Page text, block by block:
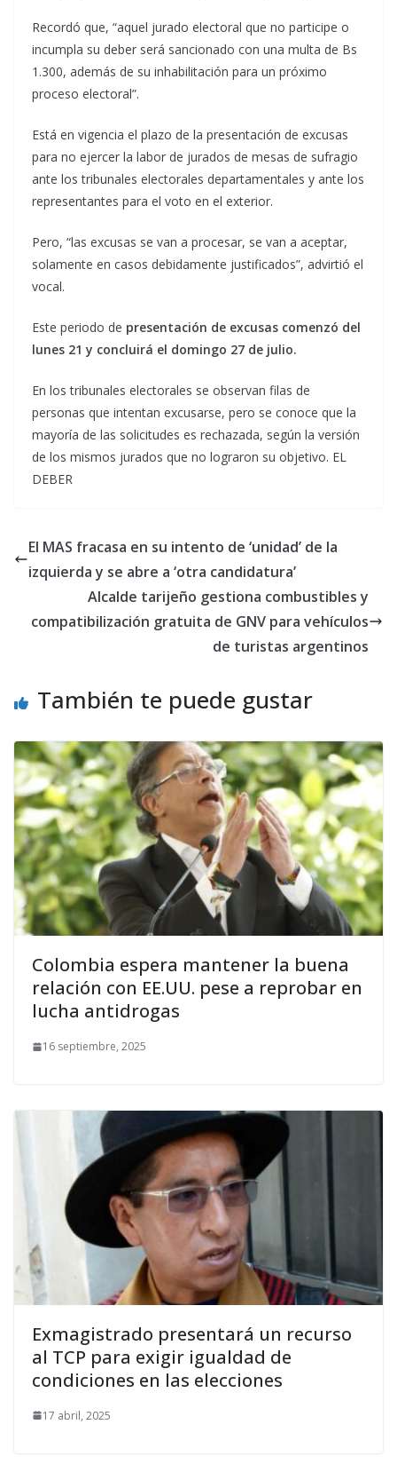
Recordó que, “aquel jurado electoral que no participe o
incumpla su deber será sancionado con una multa de Bs
1.300, además de su inhabilitación para un próximo
proceso electoral”.
Está en vigencia el plazo de la presentación de excusas
para no ejercer la labor de jurados de mesas de sufragio
ante los tribunales electorales departamentales y ante los
representantes para el voto en el exterior.
Pero, “las excusas se van a procesar, se van a aceptar,
solamente en casos debidamente justificados”, advirtió el
vocal.
Este periodo de presentación de excusas comenzó del
lunes 21 y concluirá el domingo 27 de julio.
En los tribunales electorales se observan filas de
personas que intentan excusarse, pero se conoce que la
mayoría de las solicitudes es rechazada, según la versión
de los mismos jurados que no lograron su objetivo. EL
DEBER
El MAS fracasa en su intento de ‘unidad’ de la
izquierda y se abre a ‘otra candidatura’
Alcalde tarijeño gestiona combustibles y
compatibilización gratuita de GNV para vehículos
de turistas argentinos
También te puede gustar
Colombia espera mantener la buena
relación con EE.UU. pese a reprobar en
lucha antidrogas
16 septiembre, 2025
Exmagistrado presentará un recurso
al TCP para exigir igualdad de
condiciones en las elecciones
17 abril, 2025